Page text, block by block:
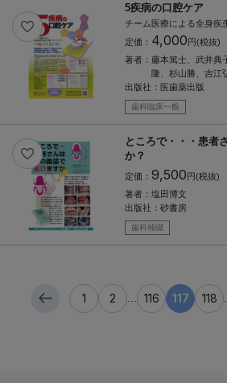
5疾病の口腔ケア
チーム医療による全身疾
定価： 4,000円(税抜)
著者： 藤本篤士、武井典
隆、杉山勝、吉江
出版社： 医歯薬出版
歯科臨床一般
ところで・・・患者
か？
定価： 9,500円(税抜)
著者： 塩田博文
出版社： 砂書房
歯科補綴
1 2 116 117 118